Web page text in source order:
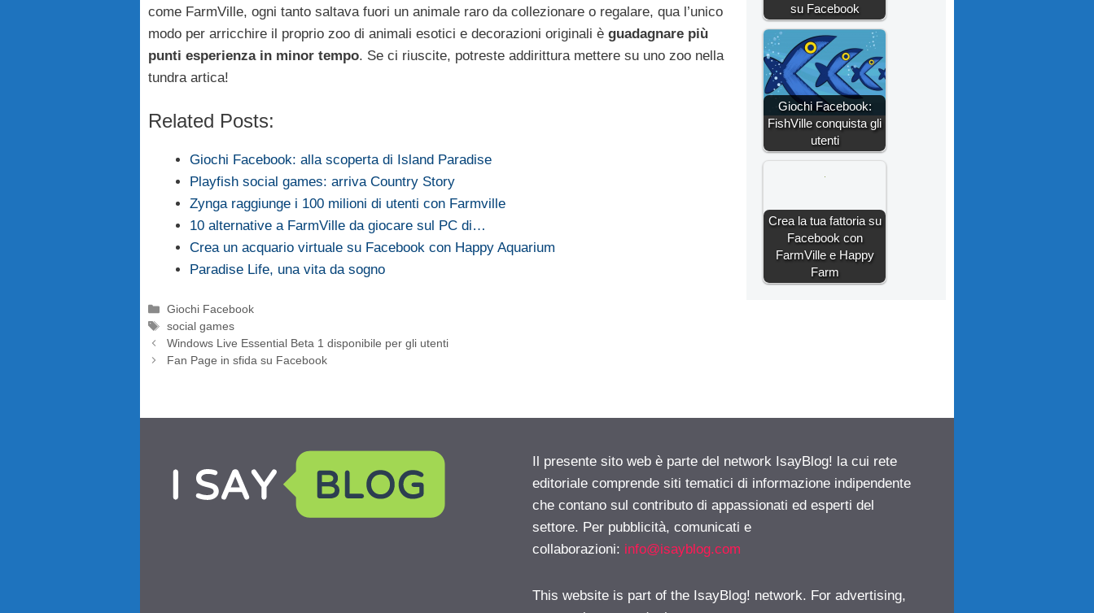
come FarmVille, ogni tanto saltava fuori un animale raro da collezionare o regalare, qua l’unico
modo per arricchire il proprio zoo di animali esotici e decorazioni originali è guadagnare più
punti esperienza in minor tempo. Se ci riuscite, potreste addirittura mettere su uno zoo nella
tundra artica!
Related Posts:
Giochi Facebook: alla scoperta di Island Paradise
Playfish social games: arriva Country Story
Zynga raggiunge i 100 milioni di utenti con Farmville
10 alternative a FarmVille da giocare sul PC di…
Crea un acquario virtuale su Facebook con Happy Aquarium
Paradise Life, una vita da sogno
Categorie
Giochi Facebook
Tag
social games
Windows Live Essential Beta 1 disponibile per gli utenti
Fan Page in sfida su Facebook
su Facebook
Giochi Facebook:
FishVille conquista gli
utenti
Crea la tua fattoria su
Facebook con
FarmVille e Happy
Farm
Il presente sito web è parte del network IsayBlog! la cui rete
editoriale comprende siti tematici di informazione indipendente
che contano sul contributo di appassionati ed esperti del
settore. Per pubblicità, comunicati e
collaborazioni: info@isayblog.com
This website is part of the IsayBlog! network. For advertising,